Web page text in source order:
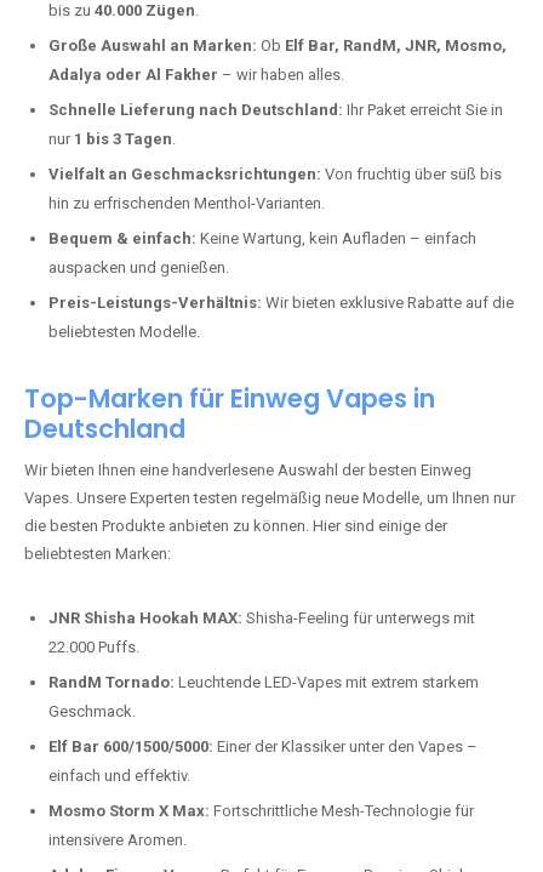
bis zu 40.000 Zügen.
Große Auswahl an Marken: Ob Elf Bar, RandM, JNR, Mosmo,
Adalya oder Al Fakher – wir haben alles.
Schnelle Lieferung nach Deutschland: Ihr Paket erreicht Sie in
nur 1 bis 3 Tagen.
Vielfalt an Geschmacksrichtungen: Von fruchtig über süß bis
hin zu erfrischenden Menthol-Varianten.
Bequem & einfach: Keine Wartung, kein Aufladen – einfach
auspacken und genießen.
Preis-Leistungs-Verhältnis: Wir bieten exklusive Rabatte auf die
beliebtesten Modelle.
Top-Marken für Einweg Vapes in
Deutschland
Wir bieten Ihnen eine handverlesene Auswahl der besten Einweg
Vapes. Unsere Experten testen regelmäßig neue Modelle, um Ihnen nur
die besten Produkte anbieten zu können. Hier sind einige der
beliebtesten Marken:
JNR Shisha Hookah MAX: Shisha-Feeling für unterwegs mit
22.000 Puffs.
RandM Tornado: Leuchtende LED-Vapes mit extrem starkem
Geschmack.
Elf Bar 600/1500/5000: Einer der Klassiker unter den Vapes –
einfach und effektiv.
Mosmo Storm X Max: Fortschrittliche Mesh-Technologie für
intensivere Aromen.